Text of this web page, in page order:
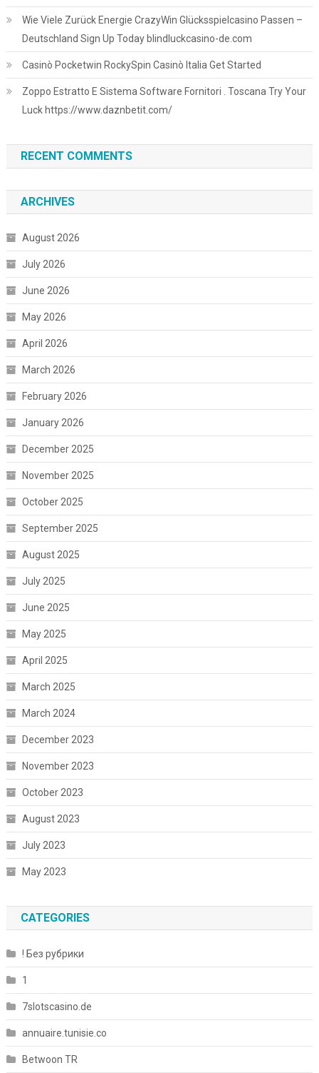
Wie Viele Zurück Energie CrazyWin Glücksspielcasino Passen –
Deutschland Sign Up Today blindluckcasino-de.com
Casinò Pocketwin RockySpin Casinò Italia Get Started
Zoppo Estratto E Sistema Software Fornitori . Toscana Try Your
Luck https://www.daznbetit.com/
RECENT COMMENTS
ARCHIVES
August 2026
July 2026
June 2026
May 2026
April 2026
March 2026
February 2026
January 2026
December 2025
November 2025
October 2025
September 2025
August 2025
July 2025
June 2025
May 2025
April 2025
March 2025
March 2024
December 2023
November 2023
October 2023
August 2023
July 2023
May 2023
CATEGORIES
! Без рубрики
1
7slotscasino.de
annuaire.tunisie.co
Betwoon TR